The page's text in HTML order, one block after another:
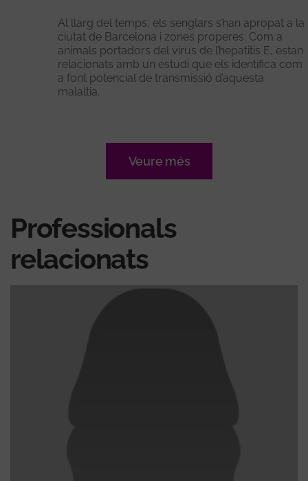
Al llarg del temps, els senglars s’han apropat a la
ciutat de Barcelona i zones properes. Com a
animals portadors del virus de l’hepatitis E, estan
relacionats amb un estudi que els identifica com
a font potencial de transmissió d’aquesta
malaltia.
Veure més
Professionals
relacionats